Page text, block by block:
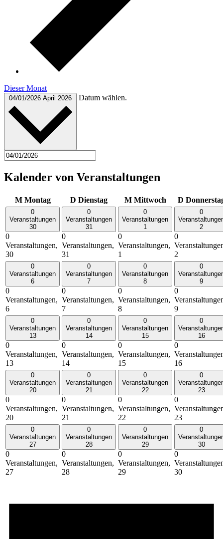
Dieser Monat
04/01/2026 April 2026 Datum wählen.
Kalender von Veranstaltungen
M Montag D Dienstag M Mittwoch D
0
Veranstaltungen
30
0
Veranstaltungen,
30
0
Veranstaltungen
31
0
Veranstaltungen,
31
0
Veranstaltungen
1
0
Veranstaltungen,
1
0
2
0
2
0
Veranstaltungen
6
0
Veranstaltungen,
6
0
Veranstaltungen
7
0
Veranstaltungen,
7
0
Veranstaltungen
8
0
Veranstaltungen,
8
0
9
0
9
0
Veranstaltungen
13
0
Veranstaltungen,
13
0
Veranstaltungen
14
0
Veranstaltungen,
14
0
Veranstaltungen
15
0
Veranstaltungen,
15
0
16
0
16
0
Veranstaltungen
20
0
Veranstaltungen,
20
0
Veranstaltungen
21
0
Veranstaltungen,
21
0
Veranstaltungen
22
0
Veranstaltungen,
22
0
23
0
23
0
Veranstaltungen
27
0
Veranstaltungen,
27
0
Veranstaltungen
28
0
Veranstaltungen,
28
0
Veranstaltungen
29
0
Veranstaltungen,
29
0
30
0
30